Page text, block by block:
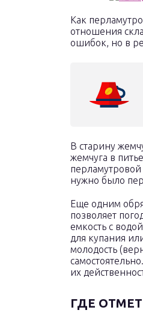
Как
отношения
ошибок, но в
В старину
жемчуга в
нужно было
Еще одним
позволяет
емкость с
для купания
молодость
их
ГДЕ